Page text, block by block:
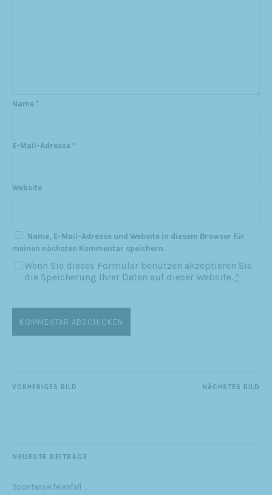
Name *
E-Mail-Adresse *
Website
Name, E-Mail-Adresse und Website in diesem Browser für
meinen nächsten Kommentar speichern.
Wenn Sie dieses Formular benützen akzeptieren Sie
die Speicherung Ihrer Daten auf dieser Website. *
NÄCHSTES BILD
VORHERIGES BILD
NEUESTE BEITRÄGE
Spontanseifelanfall …